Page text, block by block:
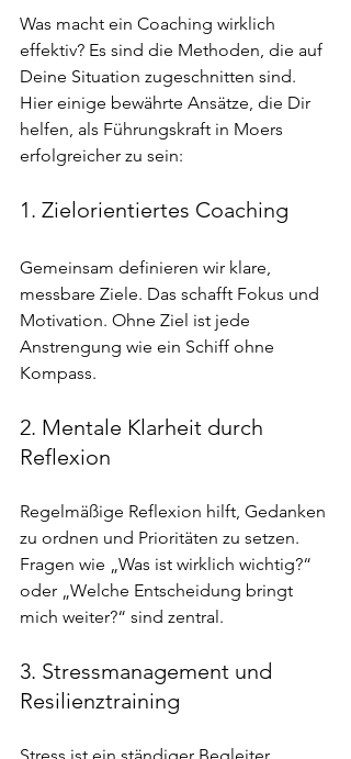
Was macht ein Coaching wirklich
effektiv? Es sind die Methoden, die auf
Deine Situation zugeschnitten sind.
Hier einige bewährte Ansätze, die Dir
helfen, als Führungskraft in Moers
erfolgreicher zu sein:
1. Zielorientiertes Coaching
Gemeinsam definieren wir klare,
messbare Ziele. Das schafft Fokus und
Motivation. Ohne Ziel ist jede
Anstrengung wie ein Schiff ohne
Kompass.
2. Mentale Klarheit durch
Reflexion
Regelmäßige Reflexion hilft, Gedanken
zu ordnen und Prioritäten zu setzen.
Fragen wie „Was ist wirklich wichtig?“
oder „Welche Entscheidung bringt
mich weiter?“ sind zentral.
3. Stressmanagement und
Resilienztraining
Stress ist ein ständiger Begleiter.